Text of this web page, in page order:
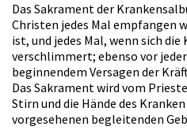
Das Sakrament der
Christen jedes Mal empfangen
ist, und jedes Mal, wenn sich
verschlimmert; ebenso vor
beginnendem Versagen der
Das Sakrament wird vom
Stirn und die Hände des
vorgesehenen begleitenden